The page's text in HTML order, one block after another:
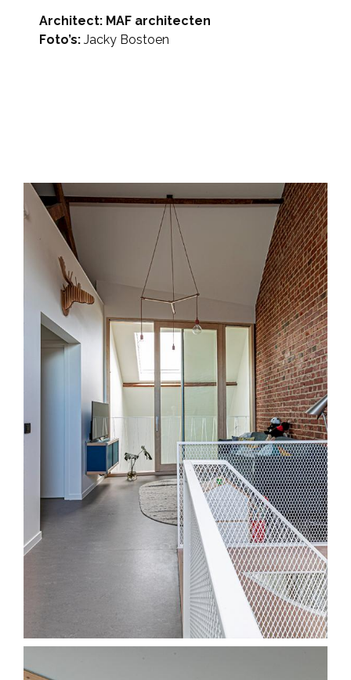
Architect: MAF architecten
Foto’s: Jacky Bostoen